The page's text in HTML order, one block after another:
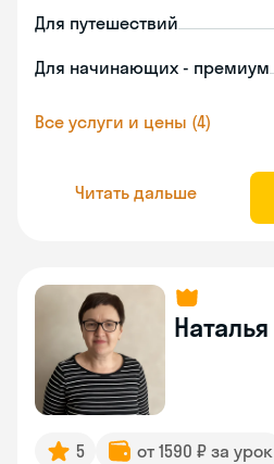
Для путешествий
Для начинающих - премиум
Все услуги и цены (4)
Читать дальше
Наталья
5 от 1590 ₽ за урок